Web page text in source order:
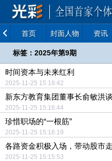
首页 封面人物 资讯
标签：2025年第9期
时间资本与未来红利
2025-11-25 15:18:42
新东方教育集团董事长俞敏洪
2025-11-25 15:16:44
珍惜职场的“一根筋”
2025-11-25 15:16:19
各路资金积极入场，带动股市
2025-11-25 15:15:53